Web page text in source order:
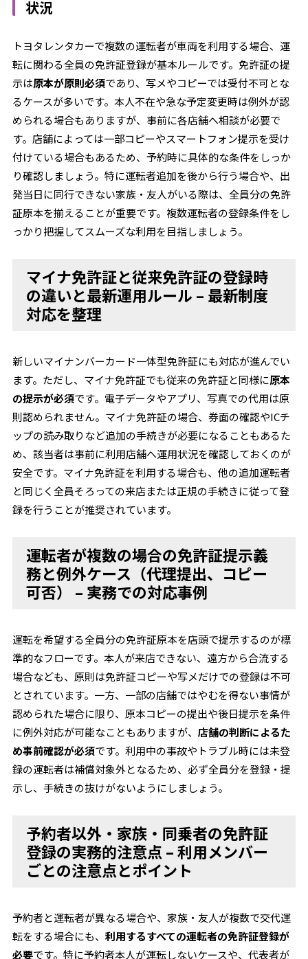
状況
トヨタレンタカーで複数の運転者が車両を利用する場合、運
転に関わる全員の免許証登録が基本ルールです。免許証の提
示は原本が原則必須であり、写メやコピーでは受付不可とな
るケースが多いです。本人不在や急な予定変更時は例外が認
められる場合もありますが、事前に各店舗へ相談が必要で
す。店舗によっては一部コピーやスマートフォン提示を受け
付けている場合もあるため、予約時に具体的な条件をしっか
り確認しましょう。特に運転者追加を後から行う場合や、出
発当日に同行できない家族・友人がいる際は、全員分の免許
証原本を揃えることが重要です。複数運転者の登録条件をし
っかり把握してスムーズな利用を目指しましょう。
マイナ免許証と従来免許証の登録時
の違いと最新運用ルール – 最新制度
対応を整理
新しいマイナンバーカード一体型免許証にも対応が進んでい
ます。ただし、マイナ免許証でも従来の免許証と同様に原本
の提示が必須です。電子データやアプリ、写真での代用は原
則認められません。マイナ免許証の場合、券面の確認やICチ
ップの読み取りなど追加の手続きが必要になることもあるた
め、該当者は事前に利用店舗へ運用状況を確認しておくのが
安全です。マイナ免許証を利用する場合も、他の追加運転者
と同じく全員そろっての来店または正規の手続きに従って登
録を行うことが推奨されています。
運転者が複数の場合の免許証提示義
務と例外ケース（代理提出、コピー
可否） – 実務での対応事例
運転を希望する全員分の免許証原本を店頭で提示するのが標
準的なフローです。本人が来店できない、遠方から合流する
場合なども、原則は免許証コピーや写メだけでの登録は不可
とされています。一方、一部の店舗ではやむを得ない事情が
認められた場合に限り、原本コピーの提出や後日提示を条件
に例外対応が可能なこともありますが、店舗の判断によるた
め事前確認が必須です。利用中の事故やトラブル時には未登
録の運転者は補償対象外となるため、必ず全員分を登録・提
示し、手続きの抜けがないようにしましょう。
予約者以外・家族・同乗者の免許証
登録の実務的注意点 – 利用メンバー
ごとの注意点とポイント
予約者と運転者が異なる場合や、家族・友人が複数で交代運
転をする場合にも、利用するすべての運転者の免許証登録が
必要です。特に予約者本人が運転しないケースや、代表者が